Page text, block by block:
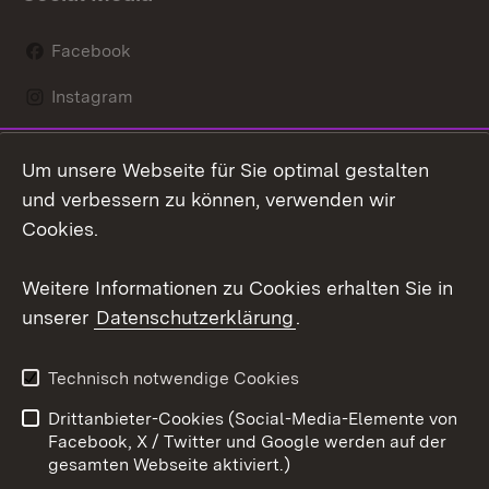
Facebook
Instagram
Mastodon
Youtube
Kontakt
Datenschutz
Barrierefreiheit
Impressum Cookies
Um unsere Webseite für Sie optimal gestalten
und verbessern zu können, verwenden wir
Cookies.
Weitere Informationen zu Cookies erhalten Sie in
unserer Datenschutzerklärung.
Technisch notwendige Cookies
Drittanbieter-Cookies (Social-Media-Elemente von
Facebook, X / Twitter und Google werden auf der
gesamten Webseite aktiviert.)